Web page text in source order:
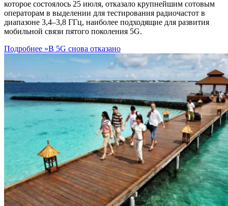
которое состоялось 25 июля, отказало крупнейшим сотовым
операторам в выделении для тестирования радиочастот в
диапазоне 3,4–3,8 ГГц, наиболее подходящие для развития
мобильной связи пятого поколения 5G.
Подробнее »В 5G снова отказано